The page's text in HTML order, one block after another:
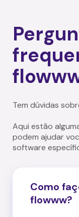
Tem dúvidas
Aqui estão
podem ajudar
software
Como
flowww?